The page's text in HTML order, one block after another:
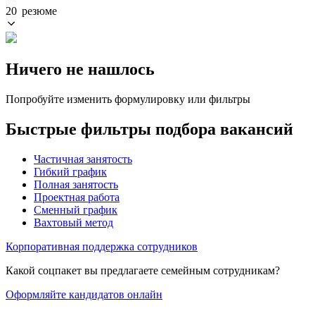
20 резюме
Ничего не нашлось
Попробуйте изменить формулировку или фильтры
Быстрые фильтры подбора вакансий
Частичная занятость
Гибкий график
Полная занятость
Проектная работа
Сменный график
Вахтовый метод
Корпоративная поддержка сотрудников
Какой соцпакет вы предлагаете семейным сотрудникам?
Оформляйте кандидатов онлайн